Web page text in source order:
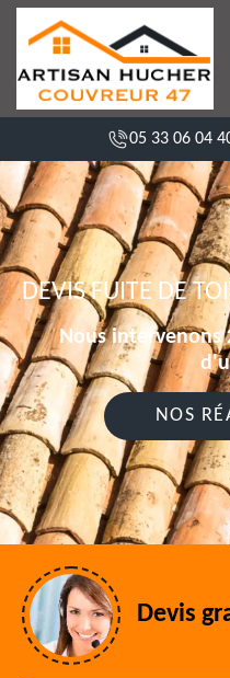
05 33 06 04
DEVIS FUITE DE
Nous intervenons
NOS
Devis